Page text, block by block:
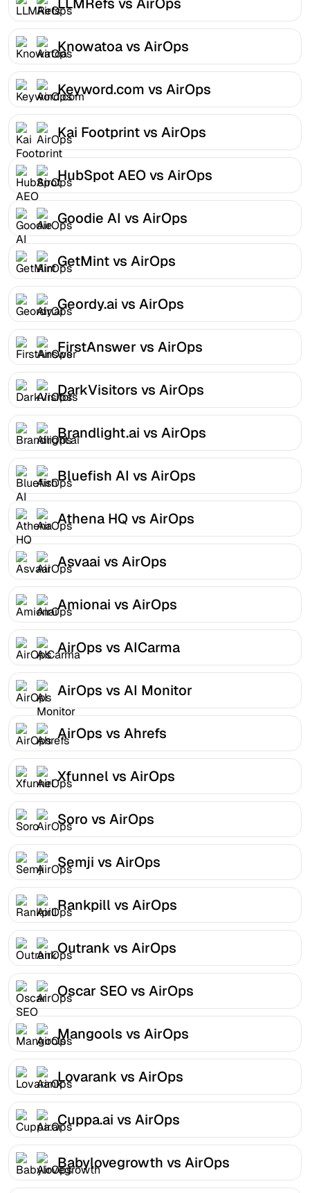
Knowatoa vs AirOps
Keyword.com vs AirOps
Kai Footprint vs AirOps
HubSpot AEO vs AirOps
Goodie AI vs AirOps
GetMint vs AirOps
Geordy.ai vs AirOps
FirstAnswer vs AirOps
DarkVisitors vs AirOps
Brandlight.ai vs AirOps
Bluefish AI vs AirOps
Athena HQ vs AirOps
Asvaai vs AirOps
Amionai vs AirOps
AirOps vs AICarma
AirOps vs AI Monitor
AirOps vs Ahrefs
Xfunnel vs AirOps
Soro vs AirOps
Semji vs AirOps
Rankpill vs AirOps
Outrank vs AirOps
Oscar SEO vs AirOps
Mangools vs AirOps
Lovarank vs AirOps
Cuppa.ai vs AirOps
Babylovegrowth vs AirOps